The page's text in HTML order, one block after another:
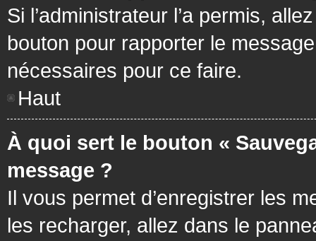
Si l’administrateur l’a permis,
bouton pour rapporter le
nécessaires pour ce faire.
Haut
À quoi sert le bouton «
message ?
Il vous permet d’enregistrer les
les recharger, allez dans le